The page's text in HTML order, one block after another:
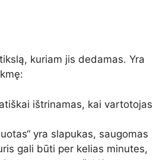
kuriam jis dedamas. Yra
ištrinamas, kai vartotojas
yra slapukas, saugomas
gali būti per kelias minutes,